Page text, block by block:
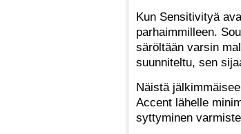
Kun Sensitivityä
parhaimmilleen.
säröltään varsin
suunniteltu, sen
Näistä
Accent lähelle
syttyminen